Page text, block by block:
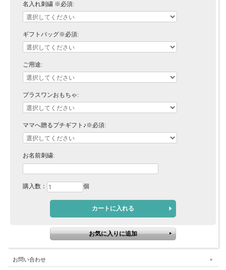
名入れ刺繍 ※必須:
ギフトバッグ※必須:
ご用途:
プラスワンおもちゃ:
ママへ贈るプチギフト♪※必須:
お名前刺繍:
購入数： 個
お問い合わせ